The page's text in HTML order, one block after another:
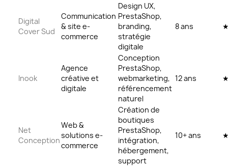
Digital
Cover Sud
Communication
& site e-
commerce
Design UX,
PrestaShop,
branding,
stratégie
digitale
8 ans
Inook
Agence
créative et
digitale
Conception
PrestaShop,
webmarketing,
référencement
naturel
12 ans
Net
Conception
Web &
solutions e-
commerce
Création de
boutiques
PrestaShop,
intégration,
hébergement,
support
10+ ans